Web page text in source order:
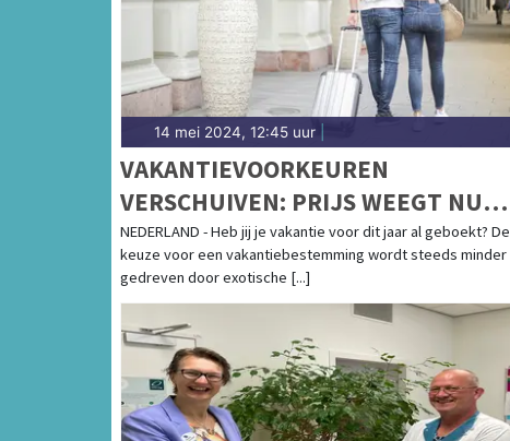
14 mei 2024, 12:45 uur
VAKANTIEVOORKEUREN
VERSCHUIVEN: PRIJS WEEGT NU
VOOR NEDERLANDERS ZWAARDER
DAN BESTEMMING
NEDERLAND - Heb jij je vakantie voor dit jaar al geboekt? De
keuze voor een vakantiebestemming wordt steeds minder
gedreven door exotische [...]